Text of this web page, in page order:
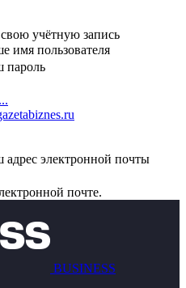
учётную запись
имя пользователя
пароль
адрес электронной почты
почте.
BUSINESS